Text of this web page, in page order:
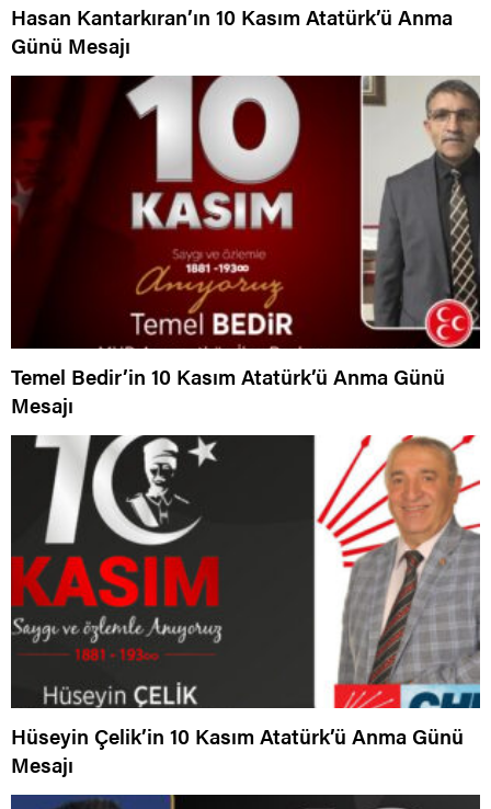
Hasan Kantarkıran’ın 10 Kasım Atatürk’ü Anma
Günü Mesajı
Temel Bedir’in 10 Kasım Atatürk’ü Anma Günü
Mesajı
Hüseyin Çelik’in 10 Kasım Atatürk’ü Anma Günü
Mesajı